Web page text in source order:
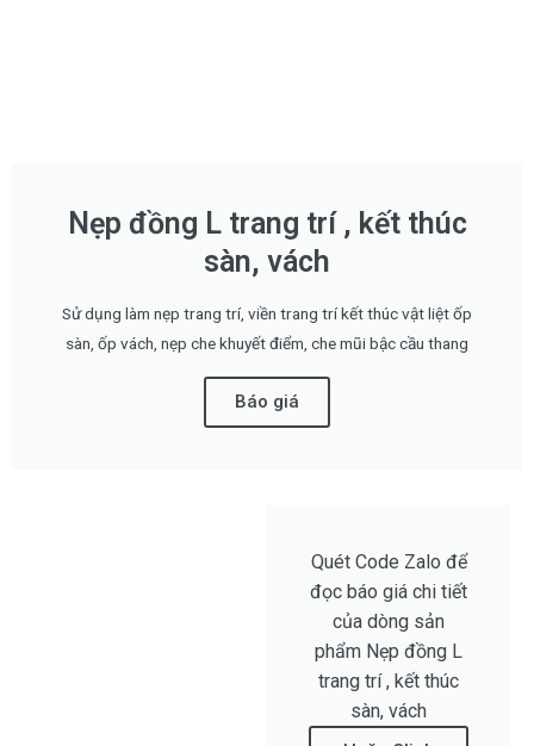
Nẹp đồng L trang trí , kết thúc
sàn, vách
Sử dụng làm nẹp trang trí, viền trang trí kết thúc vật liệt ốp
sàn, ốp vách, nẹp che khuyết điểm, che mũi bậc cầu thang
Báo giá
Quét Code Zalo để
đọc báo giá chi tiết
của dòng sản
phẩm Nẹp đồng L
trang trí , kết thúc
sàn, vách